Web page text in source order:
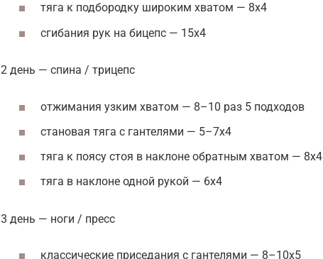
тяга к подбородку широким хватом — 8х4
сгибания рук на бицепс — 15х4
2 день — спина / трицепс
отжимания узким хватом — 8–10 раз 5 подходов
становая тяга с гантелями — 5–7х4
тяга к поясу стоя в наклоне обратным хватом — 8х4
тяга в наклоне одной рукой — 6х4
3 день — ноги / пресс
классические приседания с гантелями — 8–10х5